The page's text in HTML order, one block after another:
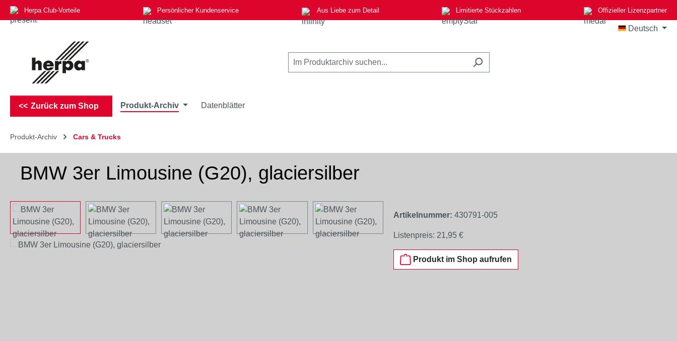
Hauptinhalt springen
Zur Suche springen
Zur Hauptnavigation springen
Herpa Club-Vorteile Persönlicher Kundenservice Aus Liebe zum Detail Limitierte Stückzahlen Offizieller Lizenzpartner
Deutsch
Zurück zum Shop Produkt-Archiv Datenblätter
Produkt-Archiv Cars & Trucks
BMW 3er Limousine (G20), glaciersilber
Bildergalerie überspringen
Artikelnummer: 430791-005
Listenpreis: 21,95 €
Produkt im Shop aufrufen